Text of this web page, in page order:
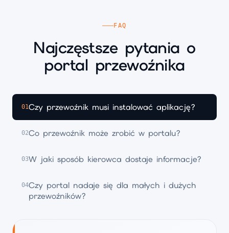
FAQ
Najczęstsze pytania o
portal przewoźnika
01Czy przewoźnik musi instalować aplikację?
02Co przewoźnik może zrobić w portalu?
03W jaki sposób kierowca dostaje informacje?
04Czy portal nadaje się dla małych i dużych
przewoźników?